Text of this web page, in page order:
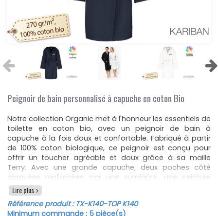
Peignoir de bain personnalisé à capuche en coton Bio
Notre collection Organic met à l'honneur les essentiels de
toilette en coton bio, avec un peignoir de bain à
capuche à la fois doux et confortable. Fabriqué à partir
de 100% coton biologique, ce peignoir est conçu pour
offrir un toucher agréable et doux grâce à sa maille
Terry. Avec une grande capuche, deux poches côté
plaquées renforcées par une surpiqûre, une ceinture
avec passants, et un lien d’accrochage dans le col, il est
à la fois pratique et fonctionnel.
La finition double aiguille bord capuche, bas de manches
Lire plus
Référence produit : TX-K140-TOP K140
Minimum commande : 5 pièce(s)